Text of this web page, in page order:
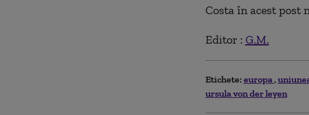
Costa în acest post
Editor : G.M.
Etichete: europa
ursula von der leyen